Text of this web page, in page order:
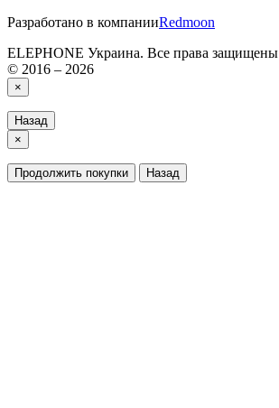
Разработано в компанииRedmoon
ELEPHONE Украина. Все права защищены
© 2016 – 2026
×
Назад
×
Продолжить покупки Назад